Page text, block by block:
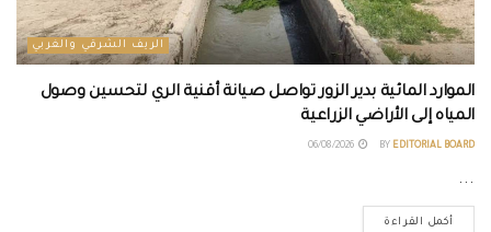
الريف الشرقي والغربي
الموارد المائية بدير الزور تواصل صيانة أقنية الري لتحسين وصول
المياه إلى الأراضي الزراعية
BY EDITORIAL BOARD
...
أكمل القراءة